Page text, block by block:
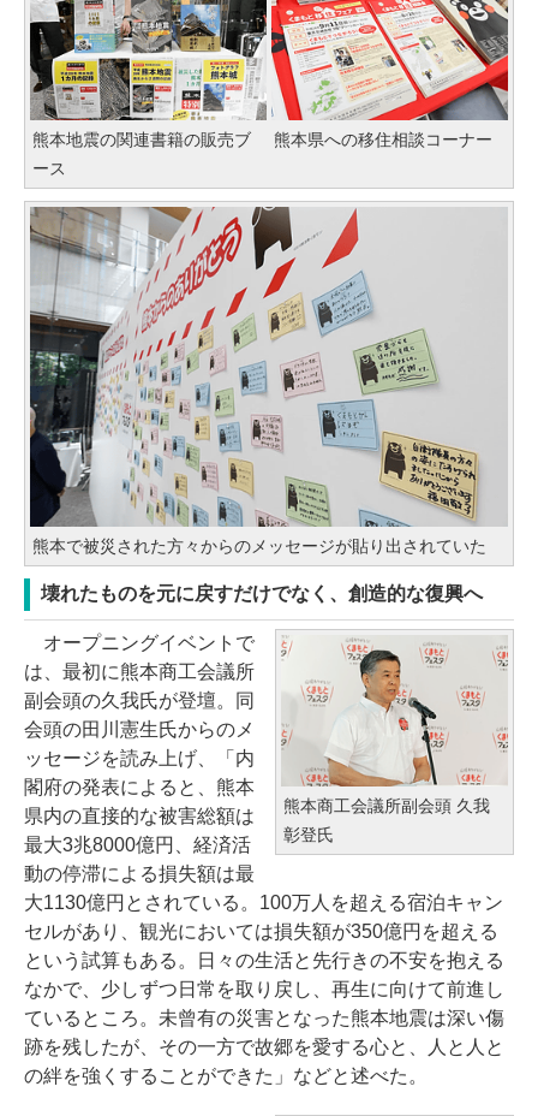
熊本地震の関連書籍の販売ブ
ース
熊本県への移住相談コーナー
熊本で被災された方々からのメッセージが貼り出されていた
壊れたものを元に戻すだけでなく、創造的な復興へ
熊本商工会議所副会頭 久我
彰登氏
オープニングイベントで
は、最初に熊本商工会議所
副会頭の久我氏が登壇。同
会頭の田川憲生氏からのメ
ッセージを読み上げ、「内
閣府の発表によると、熊本
県内の直接的な被害総額は
最大3兆8000億円、経済活
動の停滞による損失額は最
大1130億円とされている。100万人を超える宿泊キャン
セルがあり、観光においては損失額が350億円を超える
という試算もある。日々の生活と先行きの不安を抱える
なかで、少しずつ日常を取り戻し、再生に向けて前進し
ているところ。未曾有の災害となった熊本地震は深い傷
跡を残したが、その一方で故郷を愛する心と、人と人と
の絆を強くすることができた」などと述べた。